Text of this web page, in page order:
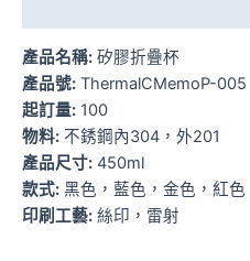
產品名稱: 矽膠折疊杯
產品號: ThermalCMemoP-005
起訂量: 100
物料: 不銹鋼內304，外201
產品尺寸: 450ml
款式: 黑色，藍色，金色，紅色
印刷工藝: 絲印，雷射